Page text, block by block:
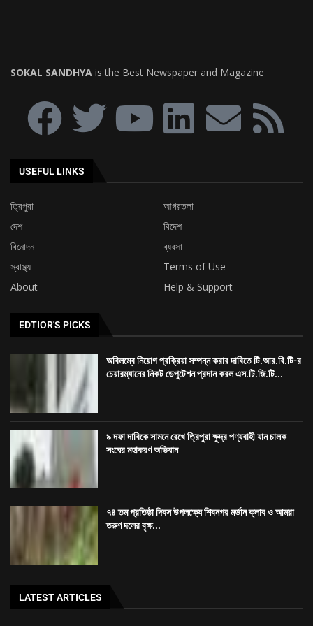
দেশ
বিদেশ
স্বাস্থ্য
Terms of Use
About
Help & Support
EDTIOR'S PICKS
অবিলম্বে নিয়োগ প্রক্রিয়া সম্পন্ন করার দাবিতে টি.আর.বি.টি-র
চেয়ারম্যানের নিকট ডেপুটেশন প্রদান করল এস.টি.জি.টি...
৯ দফা দাবিকে সামনে রেখে ত্রিপুরা ক্ষুদ্র পণ্যবাহী যান চালক
সংঘের মহাকরণ অভিযান
৭৪ তম প্রতিষ্ঠা দিবস উপলক্ষ্যে শিবনগর মর্ডান ক্লাব ও আমরা
তরুণ দলের বৃক্ষ...
LATEST ARTICLES
অবিলম্বে নিয়োগ প্রক্রিয়া সম্পন্ন করার দাবিতে টি.আর.বি.টি-র চেয়ারম্যানের নিকট ডেপুটেশন
৯ দফা দাবিকে সামনে রেখে ত্রিপুরা ক্ষুদ্র পণ্যবাহী যান চালক সংঘের মহাকরণ অভিযান
৭৪ তম প্রতিষ্ঠা দিবস উপলক্ষ্যে শিবনগর মর্ডান ক্লাব ও আমরা তরুণ দলের বৃক্ষ রোপণ কর্মসূচি